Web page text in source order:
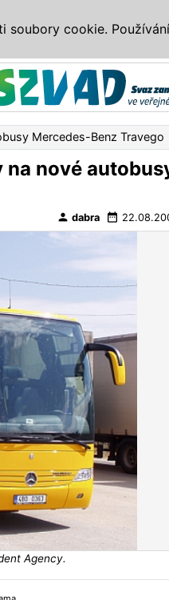
Mercedes-Benz Travego
na nové
person dabra date_range
Agency.
cookie.